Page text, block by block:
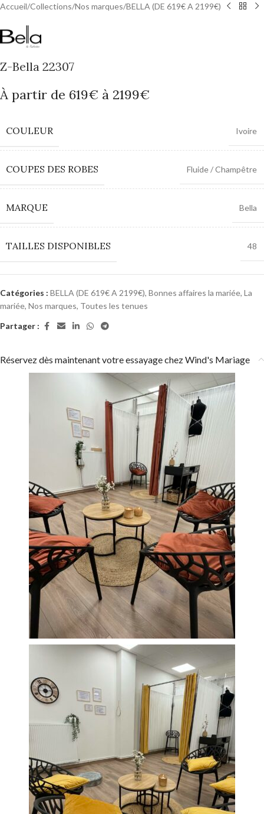
Accueil/Collections/Nos marques/BELLA (DE 619€ A 2199€)
Z-Bella 22307
À partir de 619€ à 2199€
COULEUR Ivoire
COUPES DES ROBES Fluide / Champêtre
MARQUE Bella
TAILLES DISPONIBLES 48
Catégories : BELLA (DE 619€ A 2199€), Bonnes affaires la mariée, La
mariée, Nos marques, Toutes les tenues
Partager :
Réservez dès maintenant votre essayage chez Wind's Mariage